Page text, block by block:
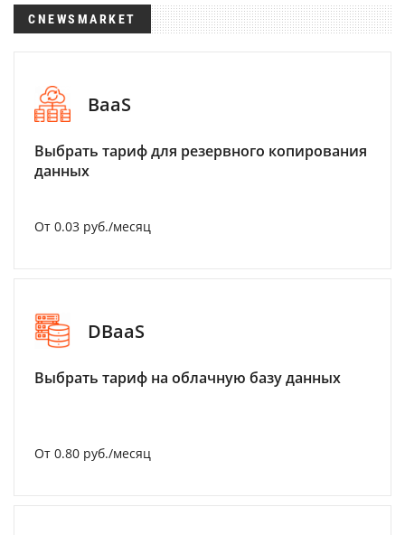
CNEWSMARKET
BaaS
Выбрать тариф для резервного копирования
данных
От 0.03 руб./месяц
DBaaS
Выбрать тариф на облачную базу данных
От 0.80 руб./месяц